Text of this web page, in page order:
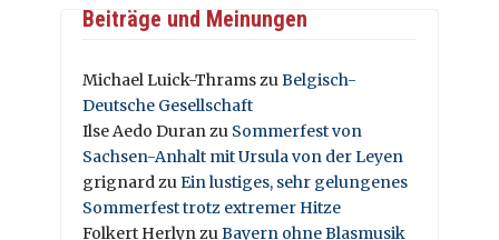
Beiträge und Meinungen
Michael Luick-ThramszuBelgisch-
Deutsche Gesellschaft
Ilse Aedo Duranzu Sommerfest von
Sachsen-Anhalt mit Ursula von der Leyen
grignardzuEin lustiges, sehr gelungenes
Sommerfest trotz extremer Hitze
Folkert HerlynzuBayern ohne Blasmusik